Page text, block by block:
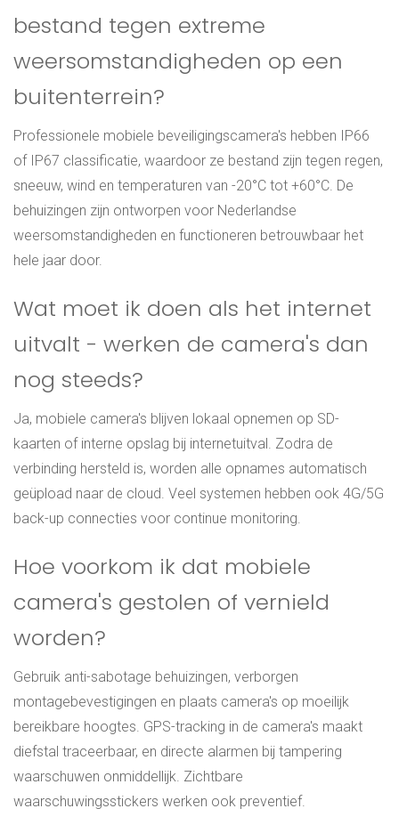
bestand tegen extreme
weersomstandigheden op een
buitenterrein?
Professionele mobiele beveiligingscamera's hebben IP66
of IP67 classificatie, waardoor ze bestand zijn tegen regen,
sneeuw, wind en temperaturen van -20°C tot +60°C. De
behuizingen zijn ontworpen voor Nederlandse
weersomstandigheden en functioneren betrouwbaar het
hele jaar door.
Wat moet ik doen als het internet
uitvalt - werken de camera's dan
nog steeds?
Ja, mobiele camera's blijven lokaal opnemen op SD-
kaarten of interne opslag bij internetuitval. Zodra de
verbinding hersteld is, worden alle opnames automatisch
geüpload naar de cloud. Veel systemen hebben ook 4G/5G
back-up connecties voor continue monitoring.
Hoe voorkom ik dat mobiele
camera's gestolen of vernield
worden?
Gebruik anti-sabotage behuizingen, verborgen
montagebevestigingen en plaats camera's op moeilijk
bereikbare hoogtes. GPS-tracking in de camera's maakt
diefstal traceerbaar, en directe alarmen bij tampering
waarschuwen onmiddellijk. Zichtbare
waarschuwingsstickers werken ook preventief.